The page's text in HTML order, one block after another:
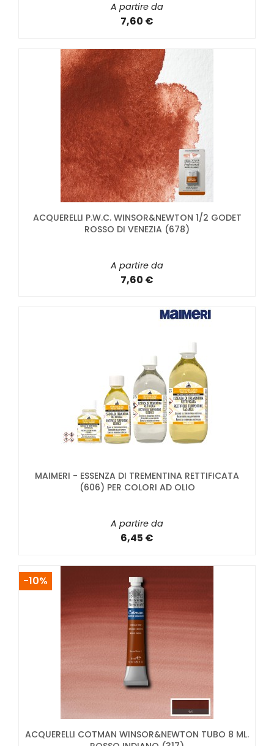
A partire da
7,60 €
ACQUERELLI P.W.C. WINSOR&NEWTON 1/2 GODET
ROSSO DI VENEZIA (678)
A partire da
7,60 €
MAIMERI - ESSENZA DI TREMENTINA RETTIFICATA
(606) PER COLORI AD OLIO
A partire da
6,45 €
ACQUERELLI COTMAN WINSOR&NEWTON TUBO 8 ML.
-10%